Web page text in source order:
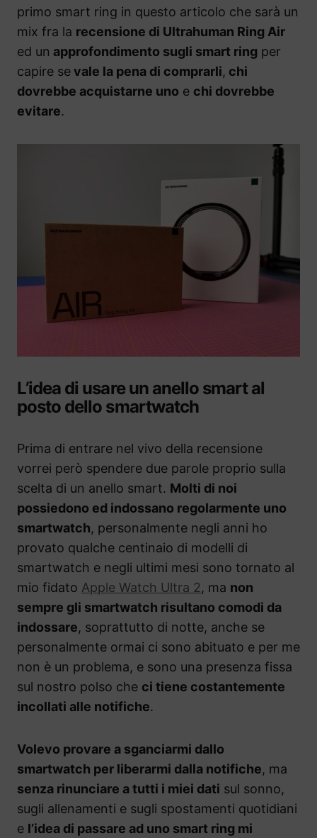
primo smart ring in questo articolo che sarà un
mix fra la recensione di Ultrahuman Ring Air
ed un approfondimento sugli smart ring per
capire sevale la pena di comprarli, chi
dovrebbe acquistarne uno e chi dovrebbe
evitare.
L’idea di usare un anello smart al
posto dello smartwatch
Prima di entrare nel vivo della recensione
vorrei però spendere due parole proprio sulla
scelta di un anello smart. Molti di noi
possiedono ed indossano regolarmente uno
smartwatch, personalmente negli anni ho
provato qualche centinaio di modelli di
smartwatch e negli ultimi mesi sono tornato al
mio fidato Apple Watch Ultra 2, ma non
sempre gli smartwatch risultano comodi da
indossare, soprattutto di notte, anche se
personalmente ormai ci sono abituato e per me
non è un problema, e sono una presenza fissa
sul nostro polso che ci tiene costantemente
incollati alle notifiche.
Volevo provare a sganciarmi dallo
smartwatch per liberarmi dalla notifiche, ma
senza rinunciare a tutti i miei dati sul sonno,
sugli allenamenti e sugli spostamenti quotidiani
e l’idea di passare ad uno smart ring mi